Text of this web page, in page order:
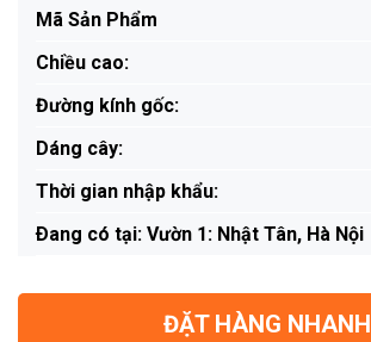
Mã Sản Phẩm
Chiều cao:
Đường kính gốc:
Dáng cây:
Thời gian nhập khẩu:
Ðang có tại: Vườn 1: Nhật Tân, Hà Nội
ĐẶT HÀNG NHANH